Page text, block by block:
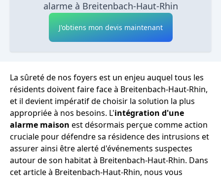
alarme à Breitenbach-Haut-Rhin
J'obtiens mon devis maintenant
La sûreté de nos foyers est un enjeu auquel tous les
résidents doivent faire face à Breitenbach-Haut-Rhin,
et il devient impératif de choisir la solution la plus
appropriée à nos besoins. L'intégration d'une
alarme maison est désormais perçue comme action
cruciale pour défendre sa résidence des intrusions et
assurer ainsi être alerté d'événements suspectes
autour de son habitat à Breitenbach-Haut-Rhin. Dans
cet article à Breitenbach-Haut-Rhin, nous vous